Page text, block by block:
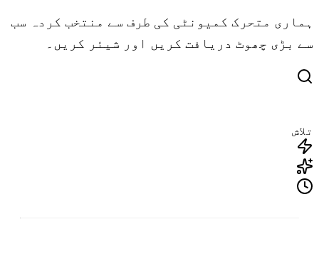
ہماری متحرک کمیونٹی کی طرف سے منتخب کردہ سب
سے بڑی چھوٹ دریافت کریں اور شیئر کریں۔
تلاش